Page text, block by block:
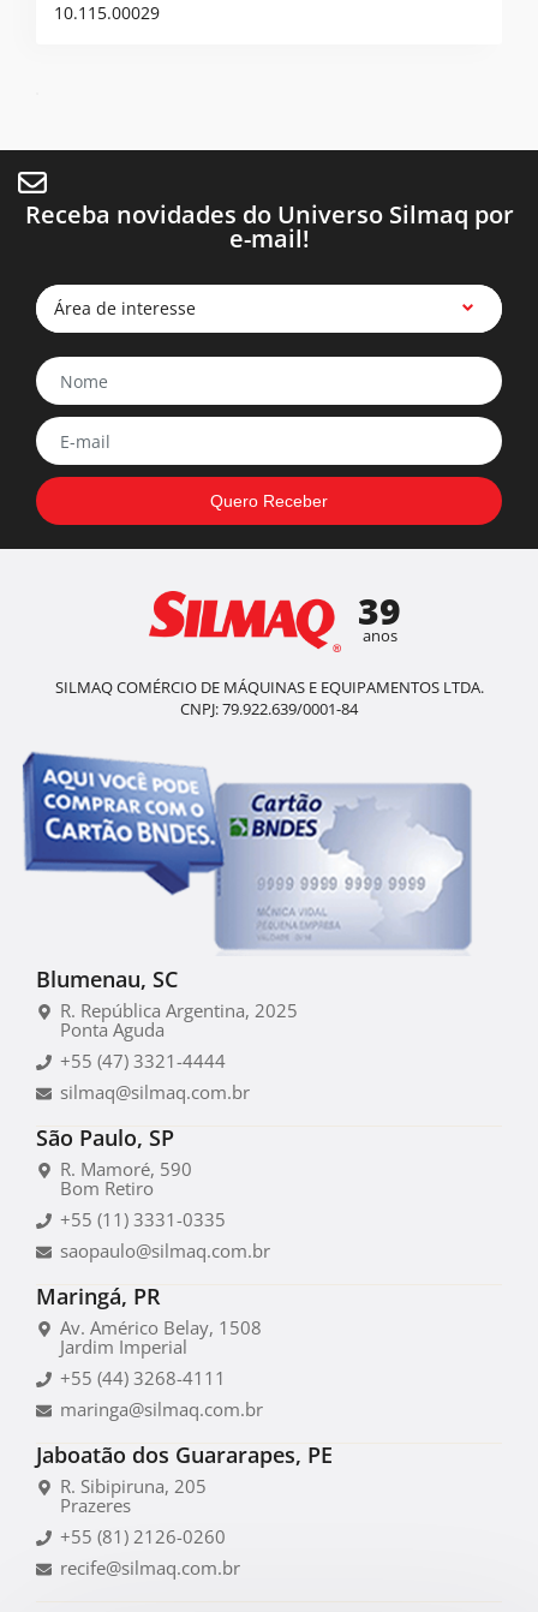
10.115.00029
Receba novidades do Universo Silmaq por
e-mail!
Área de interesse
39
anos
SILMAQ COMÉRCIO DE MÁQUINAS E EQUIPAMENTOS LTDA.
CNPJ: 79.922.639/0001-84
Blumenau, SC
R. República Argentina, 2025
Ponta Aguda
+55 (47) 3321-4444
silmaq@silmaq.com.br
São Paulo, SP
R. Mamoré, 590
Bom Retiro
+55 (11) 3331-0335
saopaulo@silmaq.com.br
Maringá, PR
Av. Américo Belay, 1508
Jardim Imperial
+55 (44) 3268-4111
maringa@silmaq.com.br
Jaboatão dos Guararapes, PE
R. Sibipiruna, 205
Prazeres
+55 (81) 2126-0260
recife@silmaq.com.br